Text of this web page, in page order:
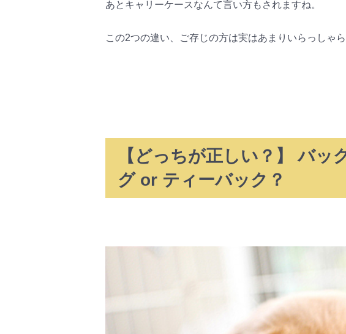
あとキャリーケースなんて言い方もされますね。
この2つの違い、ご存じの方は実はあまりいらっしゃら
【どっちが正しい？】 バッ
グ or ティーバック？